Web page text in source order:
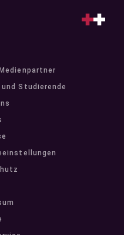
Studierende